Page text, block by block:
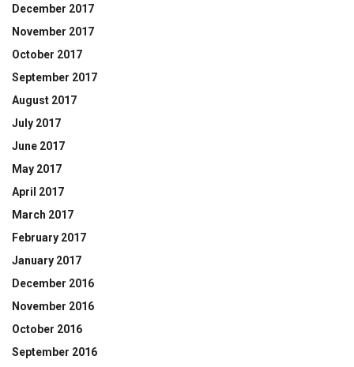
December 2017
November 2017
October 2017
September 2017
August 2017
July 2017
June 2017
May 2017
April 2017
March 2017
February 2017
January 2017
December 2016
November 2016
October 2016
September 2016